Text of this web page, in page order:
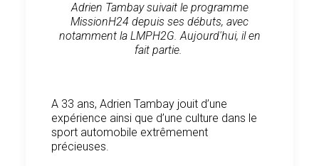
Adrien Tambay suivait le programme
MissionH24 depuis ses débuts, avec
notamment la LMPH2G. Aujourd'hui, il en
fait partie.
A 33 ans, Adrien Tambay jouit d’une
expérience ainsi que d’une culture dans le
sport automobile extrêmement
précieuses.